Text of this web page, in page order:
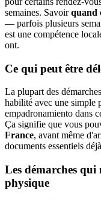
semaines. Savoirquand
— parfois plusieurs
est une compétence
ont.
Ce qui peut être
La plupart des
habilité avec une
empadronamiento dans
Ça signifie que vous
France, avant même
documents essentiels
Les démarches qui
physique